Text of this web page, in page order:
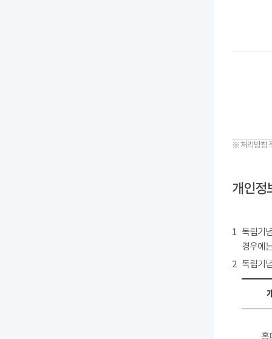
※ 처리방침
개인정
1 독립기
경우에
2 독립기
홈